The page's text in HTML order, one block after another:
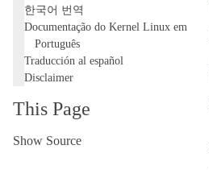
한국어 번역
Documentação do Kernel Linux em
Português
Traducción al español
Disclaimer
This Page
Show Source